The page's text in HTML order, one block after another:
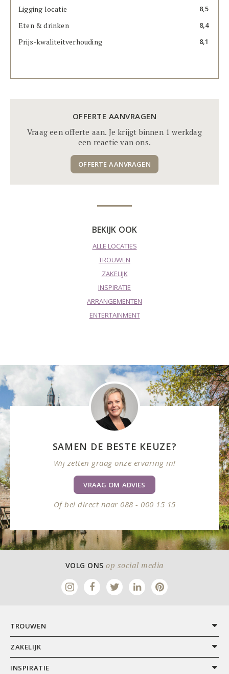
Ligging locatie 8,5
Eten & drinken 8,4
Prijs-kwaliteitverhouding 8,1
OFFERTE AANVRAGEN
Vraag een offerte aan. Je krijgt binnen 1 werkdag
een reactie van ons.
OFFERTE AANVRAGEN
BEKIJK OOK
ALLE LOCATIES
TROUWEN
ZAKELIJK
INSPIRATIE
ARRANGEMENTEN
ENTERTAINMENT
SAMEN DE BESTE KEUZE?
Wij zetten graag onze ervaring in!
VRAAG OM ADVIES
Of bel direct naar 088 - 000 15 15
VOLG ONS op social media
TROUWEN
ZAKELIJK
INSPIRATIE